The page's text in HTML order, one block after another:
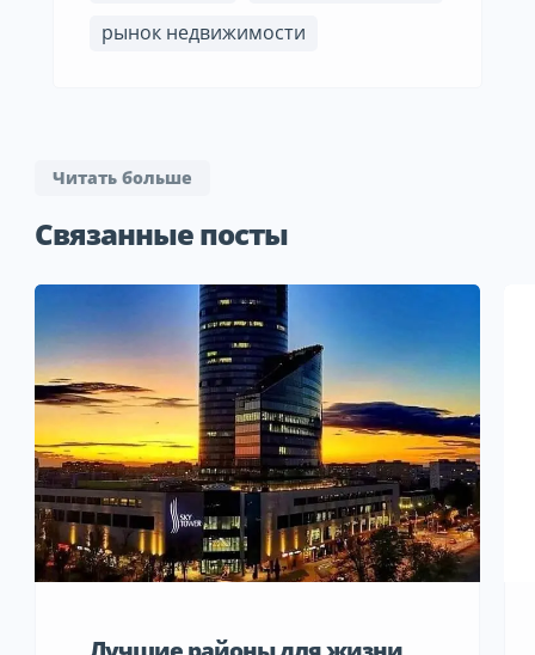
рынок недвижимости
Читать больше
Связанные посты